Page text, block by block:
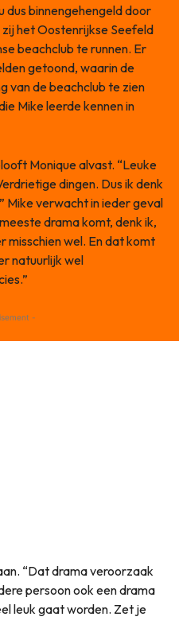
dus binnengehengeld door
zij het Oostenrijkse Seefeld
beachclub te runnen. Er
getoond, waarin de
van de beachclub te zien
Mike leerde kennen in
Monique alvast. “Leuke
dingen. Dus ik denk
Mike verwacht in ieder geval
drama komt, denk ik,
misschien wel. En dat komt
natuurlijk wel
-
“Dat drama veroorzaak
persoon ook een drama
leuk gaat worden. Zet je